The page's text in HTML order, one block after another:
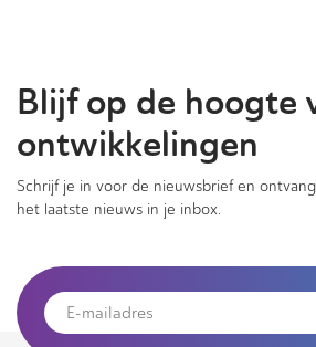
Blijf op de hoogte
ontwikkelingen
Schrijf je in voor de nieuwsbrief en
het laatste nieuws in je inbox.